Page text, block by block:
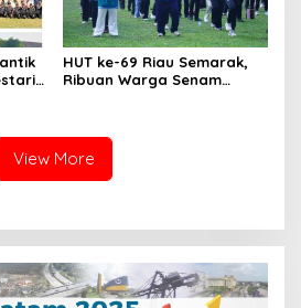
HUT ke-69 Riau Semarak,
Ribuan Warga Senam
View More